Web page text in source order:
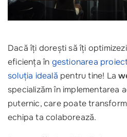
Dacă îți dorești să îți
eficiența în gestionarea
soluția ideală pentru tine! La
specializăm în implementarea
puternic, care poate
echipa ta colaborează.